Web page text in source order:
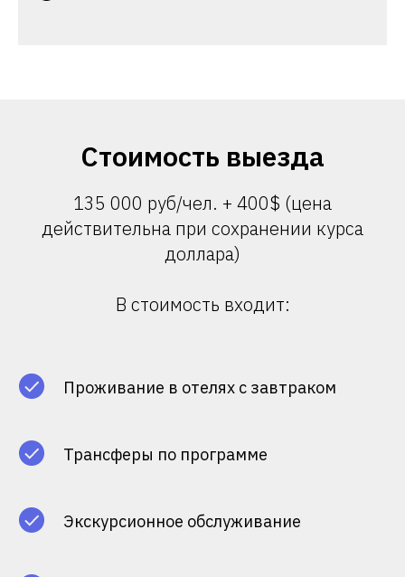
Стоимость выезда
135 000 руб/чел. + 400$ (цена
действительна при сохранении курса
доллара)
В стоимость входит:
Проживание в отелях с завтраком
Трансферы по программе
Экскурсионное обслуживание